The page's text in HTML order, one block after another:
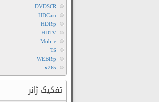
DVDSCR
HDCam
HDRip
HDTV
Mobile
TS
WEBRip
x265
تفکیک ژانر